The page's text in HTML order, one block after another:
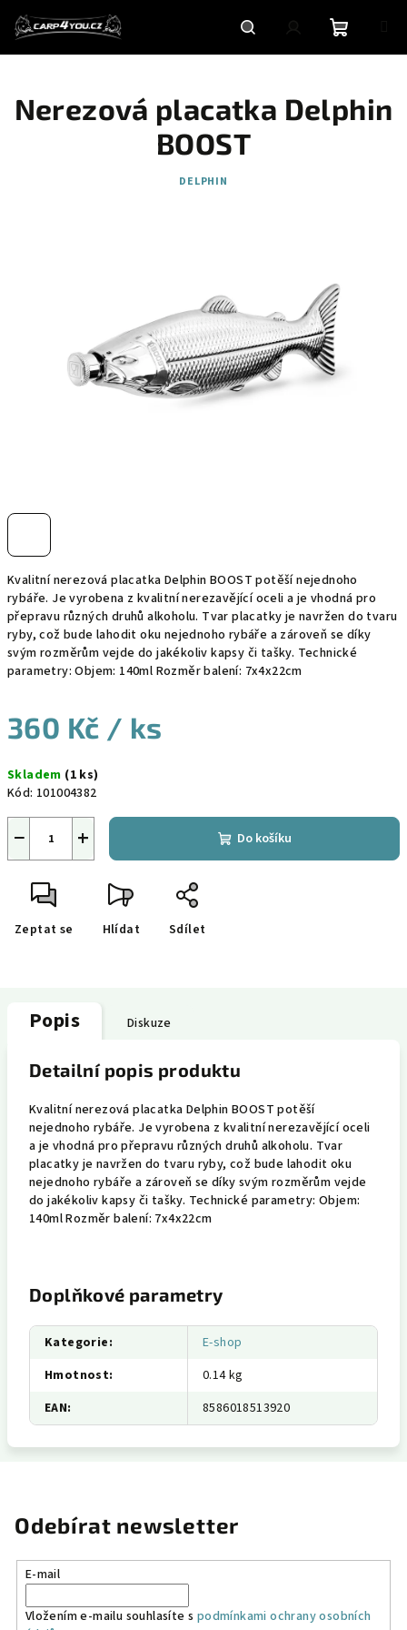
obsah
HledatPřihlášeníNákupní
košík
Kvalitní nerezová placatka Delphin BOOST potěší nejednoho
rybáře. Je vyrobena z kvalitní nerezavějící oceli a je vhodná pro
přepravu různých druhů alkoholu. Tvar placatky je navržen do tvaru
ryby, což bude lahodit oku nejednoho rybáře a zároveň se díky
svým rozměrům vejde do jakékoliv kapsy či tašky. Technické
parametry: Objem: 140ml Rozměr balení: 7x4x22cm
360 Kč / ks
cena:
Skladem (1 ks)
Kód: 101004382
+
− Do košíku
Zeptat se Hlídat Sdílet
Nerezová placatka Delphin
BOOST
DELPHIN
Popis Diskuze
Detailní popis produktu
Kvalitní nerezová placatka Delphin BOOST potěší
nejednoho rybáře. Je vyrobena z kvalitní nerezavějící oceli
a je vhodná pro přepravu různých druhů alkoholu. Tvar
placatky je navržen do tvaru ryby, což bude lahodit oku
nejednoho rybáře a zároveň se díky svým rozměrům vejde
do jakékoliv kapsy či tašky. Technické parametry: Objem:
140ml Rozměr balení: 7x4x22cm
Doplňkové parametry
Kategorie:
E-shop
Hmotnost:
0.14 kg
EAN: 8586018513920
Odebírat newsletter
E-mail
Vložením e-mailu souhlasíte s podmínkami ochrany osobních